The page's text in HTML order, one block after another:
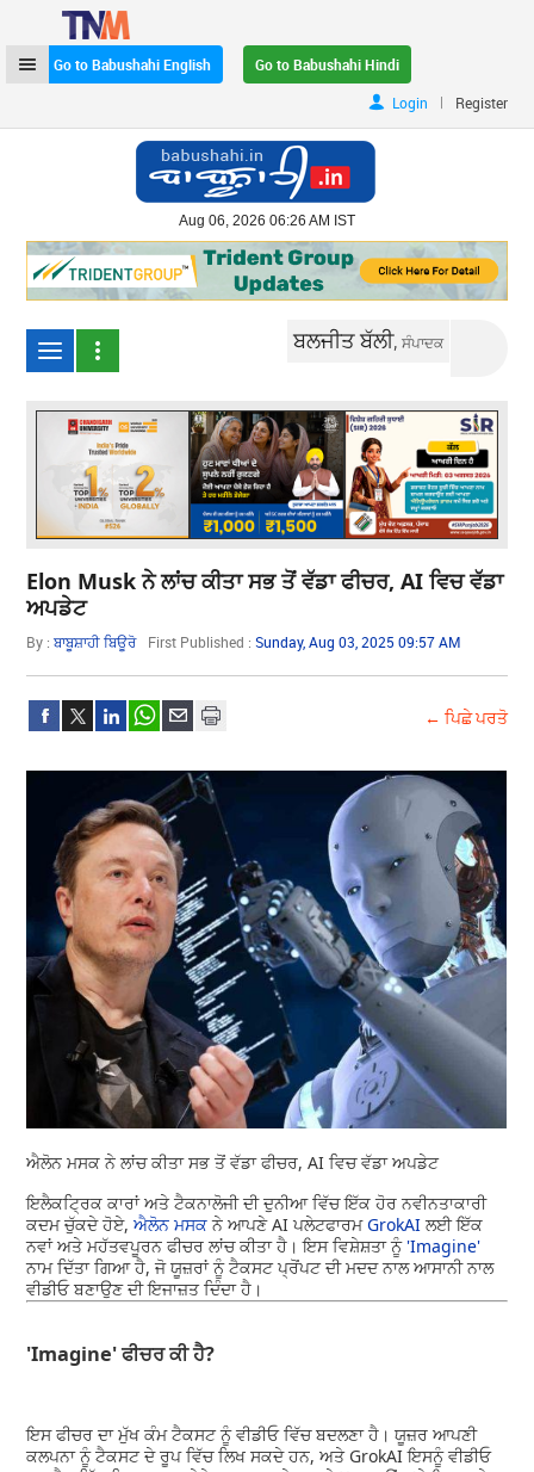
Go to Babushahi English
Go to Babushahi Hindi
Login
| Register
Aug 06, 2026 06:26 AM IST
ਬਲਜੀਤ ਬੱਲੀ,ਸੰਪਾਦਕ
Elon Musk ਨੇ ਲਾਂਚ ਕੀਤਾ ਸਭ ਤੋਂ ਵੱਡਾ ਫੀਚਰ, AI ਵਿਚ ਵੱਡਾ
ਅਪਡੇਟ
By :ਬਾਬੂਸ਼ਾਹੀ ਬਿਊਰੋ First Published :Sunday, Aug 03, 2025 09:57 AM
← ਪਿਛੇ ਪਰਤੋ
ਐਲੋਨ ਮਸਕ ਨੇ ਲਾਂਚ ਕੀਤਾ ਸਭ ਤੋਂ ਵੱਡਾ ਫੀਚਰ, AI ਵਿਚ ਵੱਡਾ ਅਪਡੇਟ
ਇਲੈਕਟ੍ਰਿਕ ਕਾਰਾਂ ਅਤੇ ਟੈਕਨਾਲੋਜੀ ਦੀ ਦੁਨੀਆ ਵਿੱਚ ਇੱਕ ਹੋਰ ਨਵੀਨਤਾਕਾਰੀ
ਕਦਮ ਚੁੱਕਦੇ ਹੋਏ,ਐਲੋਨ ਮਸਕਨੇ ਆਪਣੇ AI ਪਲੇਟਫਾਰਮGrokAIਲਈ ਇੱਕ
ਨਵਾਂ ਅਤੇ ਮਹੱਤਵਪੂਰਨ ਫੀਚਰ ਲਾਂਚ ਕੀਤਾ ਹੈ। ਇਸ ਵਿਸ਼ੇਸ਼ਤਾ ਨੂੰ 'Imagine'
ਨਾਮ ਦਿੱਤਾ ਗਿਆ ਹੈ, ਜੋ ਯੂਜ਼ਰਾਂ ਨੂੰ ਟੈਕਸਟ ਪ੍ਰੋਂਪਟ ਦੀ ਮਦਦ ਨਾਲ ਆਸਾਨੀ ਨਾਲ
ਵੀਡੀਓ ਬਣਾਉਣ ਦੀ ਇਜਾਜ਼ਤ ਦਿੰਦਾ ਹੈ।
'Imagine' ਫੀਚਰ ਕੀ ਹੈ?
ਇਸ ਫੀਚਰ ਦਾ ਮੁੱਖ ਕੰਮ ਟੈਕਸਟ ਨੂੰ ਵੀਡੀਓ ਵਿੱਚ ਬਦਲਣਾ ਹੈ। ਯੂਜ਼ਰ ਆਪਣੀ
ਕਲਪਨਾ ਨੂੰ ਟੈਕਸਟ ਦੇ ਰੂਪ ਵਿੱਚ ਲਿਖ ਸਕਦੇ ਹਨ, ਅਤੇ GrokAI ਇਸਨੂੰ ਵੀਡੀਓ